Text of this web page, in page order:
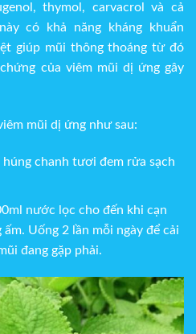
thymol, carvacrol và cả
có khả năng kháng khuẩn
giúp mũi thông thoáng từ đó
của viêm mũi dị ứng gây
mũi dị ứng như sau:
húng chanh tươi đem rửa sạch
nước lọc cho đến khi cạn
Uống 2 lần mỗi ngày để cải
đang gặp phải.